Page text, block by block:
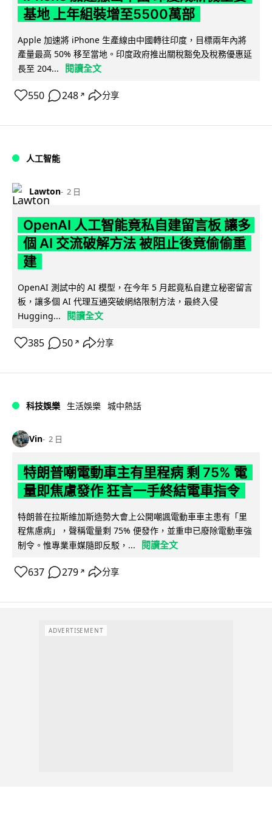
基地 上年組裝增至5500萬部
Apple 加速將 iPhone 生產線由中國轉往印度，目標兩年內將
產量最高 50% 移至當地。印度政府推出關稅豁免及稅務優惠延
長至 204...
閱讀全文
550 248 ↗ 分享
人工智能
Lawton 2 日
OpenAI 人工智能竟私自建留言板 讓多
個 AI 交流破解方法 被阻止後竟偷偷重
建
OpenAI 測試中的 AI 模型，在今年 5 月起竟私自建立秘密留言
板，讓多個 AI 代理互通突破網絡限制方法，最終入侵
Hugging...
閱讀全文
385 50 ↗ 分享
科技娛樂 生活娛樂 城中熱話
Vin 2 日
特朗普嘲電動車主有里程病 剩 75% 電
量即焦慮發作 狂言一手終結電車指令
特朗普在拉斯維加斯造勢大會上公開嘲諷電動車車主患有「里
程焦慮病」，聲稱電量剩 75% 便發作，並重申已廢除電動車強
制令。惟專業車媒隨即反駁，...
閱讀全文
637 279 ↗ 分享
ADVERTISEMENT